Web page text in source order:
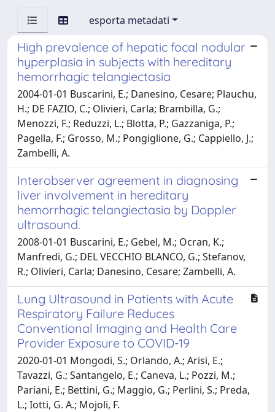
esporta metadati
High prevalence of hepatic focal nodular
hyperplasia in subjects with hereditary
hemorrhagic telangiectasia
2004-01-01 Buscarini, E.; Danesino, Cesare; Plauchu,
H.; DE FAZIO, C.; Olivieri, Carla; Brambilla, G.;
Menozzi, F.; Reduzzi, L.; Blotta, P.; Gazzaniga, P.;
Pagella, F.; Grosso, M.; Pongiglione, G.; Cappiello, J.;
Zambelli, A.
Interobserver agreement in diagnosing
liver involvement in hereditary
hemorrhagic telangiectasia by Doppler
ultrasound.
2008-01-01 Buscarini, E.; Gebel, M.; Ocran, K.;
Manfredi, G.; DEL VECCHIO BLANCO, G.; Stefanov,
R.; Olivieri, Carla; Danesino, Cesare; Zambelli, A.
Lung Ultrasound in Patients with Acute
Respiratory Failure Reduces
Conventional Imaging and Health Care
Provider Exposure to COVID-19
2020-01-01 Mongodi, S.; Orlando, A.; Arisi, E.;
Tavazzi, G.; Santangelo, E.; Caneva, L.; Pozzi, M.;
Pariani, E.; Bettini, G.; Maggio, G.; Perlini, S.; Preda,
L.; Iotti, G. A.; Mojoli, F.